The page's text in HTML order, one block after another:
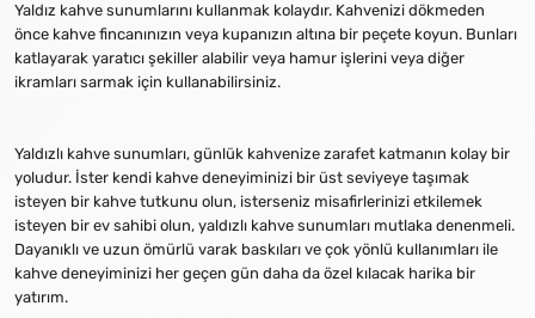
Yaldız kahve sunumlarını kullanmak kolaydır. Kahvenizi dökmeden
önce kahve fincanınızın veya kupanızın altına bir peçete koyun. Bunları
katlayarak yaratıcı şekiller alabilir veya hamur işlerini veya diğer
ikramları sarmak için kullanabilirsiniz.
Yaldızlı kahve sunumları, günlük kahvenize zarafet katmanın kolay bir
yoludur. İster kendi kahve deneyiminizi bir üst seviyeye taşımak
isteyen bir kahve tutkunu olun, isterseniz misafirlerinizi etkilemek
isteyen bir ev sahibi olun, yaldızlı kahve sunumları mutlaka denenmeli.
Dayanıklı ve uzun ömürlü varak baskıları ve çok yönlü kullanımları ile
kahve deneyiminizi her geçen gün daha da özel kılacak harika bir
yatırım.